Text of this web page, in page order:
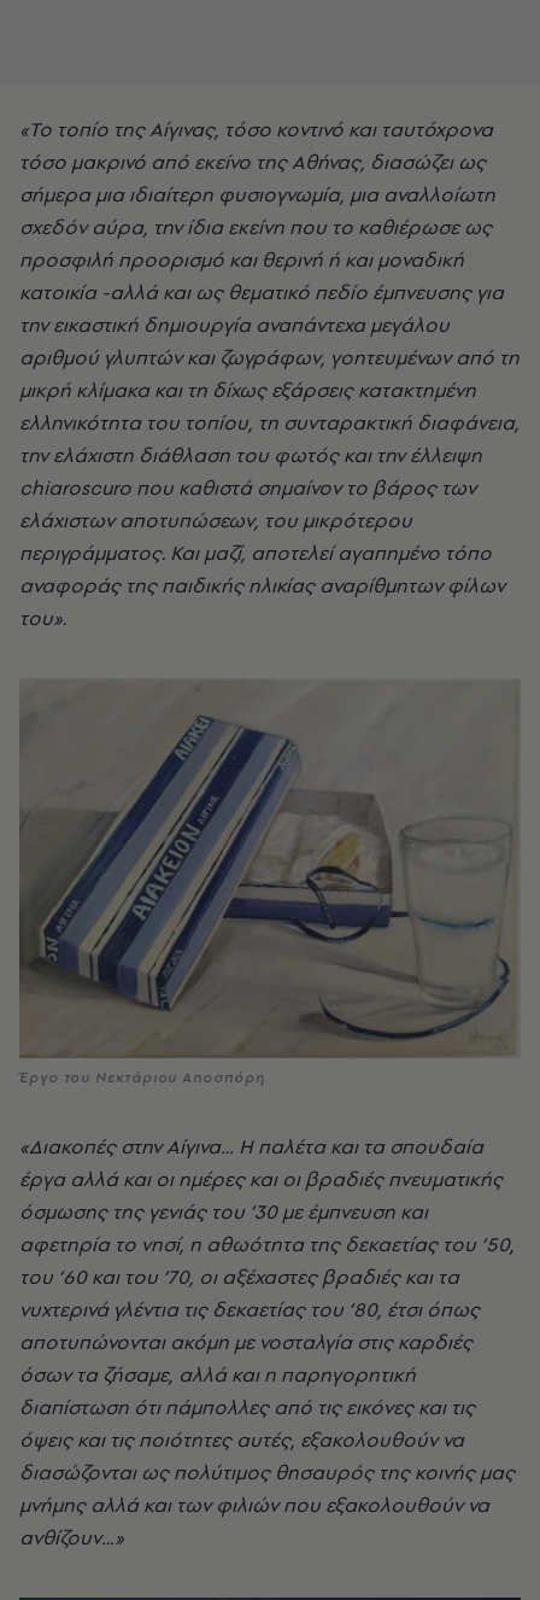
«Το τοπίο της Αίγινας, τόσο κοντινό και ταυτόχρονα
τόσο μακρινό από εκείνο της Αθήνας, διασώζει ως
σήμερα μια ιδιαίτερη φυσιογνωμία, μια αναλλοίωτη
σχεδόν αύρα, την ίδια εκείνη που το καθιέρωσε ως
προσφιλή προορισμό και θερινή ή και μοναδική
κατοικία -αλλά και ως θεματικό πεδίο έμπνευσης για
την εικαστική δημιουργία αναπάντεχα μεγάλου
αριθμού γλυπτών και ζωγράφων, γοητευμένων από τη
μικρή κλίμακα και τη δίχως εξάρσεις κατακτημένη
ελληνικότητα του τοπίου, τη συνταρακτική διαφάνεια,
την ελάχιστη διάθλαση του φωτός και την έλλειψη
chiaroscuro που καθιστά σημαίνον το βάρος των
ελάχιστων αποτυπώσεων, του μικρότερου
περιγράμματος. Και μαζί, αποτελεί αγαπημένο τόπο
αναφοράς της παιδικής ηλικίας αναρίθμητων φίλων
του».
Έργο του Νεκτάριου Αποσπόρη
«Διακοπές στην Αίγινα… Η παλέτα και τα σπουδαία
έργα αλλά και οι ημέρες και οι βραδιές πνευματικής
όσμωσης της γενιάς του ’30 με έμπνευση και
αφετηρία το νησί, η αθωότητα της δεκαετίας του ’50,
του ’60 και του ’70, οι αξέχαστες βραδιές και τα
νυχτερινά γλέντια τις δεκαετίας του ’80, έτσι όπως
αποτυπώνονται ακόμη με νοσταλγία στις καρδιές
όσων τα ζήσαμε, αλλά και η παρηγορητική
διαπίστωση ότι πάμπολλες από τις εικόνες και τις
όψεις και τις ποιότητες αυτές, εξακολουθούν να
διασώζονται ως πολύτιμος θησαυρός της κοινής μας
μνήμης αλλά και των φιλιών που εξακολουθούν να
ανθίζουν…»